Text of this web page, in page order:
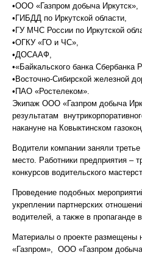
•ООО «Газпром добыча Иркутск»,
•ГИБДД по Иркутской области,
•ГУ МЧС России по Иркутской
•ОГКУ «ГО и ЧС»,
•ДОСААФ,
•«Байкальского банка Сбербанка
•Восточно-Сибирской железной
•ПАО «Ростелеком».
Экипаж ООО «Газпром добыча
результатам
накануне на Ковыктинском
Водители компании заняли третье
место. Работники предприятия –
конкурсов водительского
Проведение подобных
укреплении партнерских
водителей, а также в пропаганде
Материалы о проекте размещены
«Газпром», ООО «Газпром добыча